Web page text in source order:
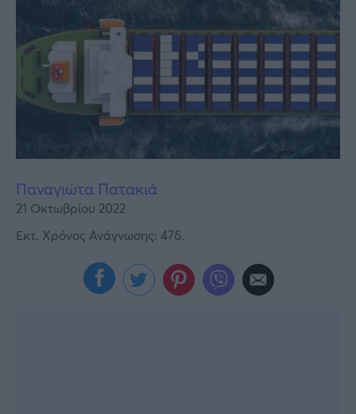
Αθλητικά
Υγεία
Γυναίκα
Παναγιώτα Πατακιά
21 Οκτωβρίου 2022
Εκτ. Χρόνος Ανάγνωσης: 47δ.